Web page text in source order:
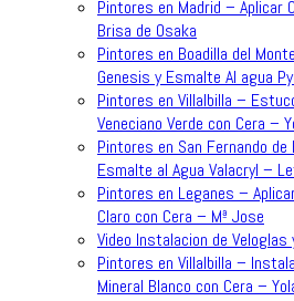
Pintores en Madrid – Aplicar
Brisa de Osaka
Pintores en Boadilla del
Genesis y Esmalte Al agua
Pintores en Villalbilla –
Veneciano Verde con Cera –
Pintores en San Fernando
Esmalte al Agua Valacryl –
Pintores en Leganes –
Claro con Cera – Mª Jose
Video Instalacion de
Pintores en Villalbilla –
Mineral Blanco con Cera –